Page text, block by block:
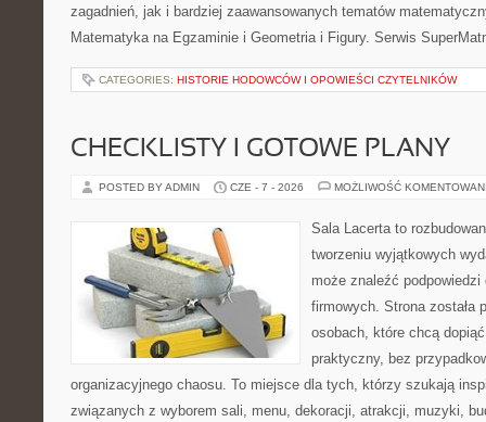
zagadnień, jak i bardziej zaawansowanych tematów
Matematyka na Egzaminie i Geometria i Figury. Serwis
CATEGORIES: HISTORIE HODOWCÓW I OPOWIEŚCI CZYTELNIKÓW
CHECKLISTY I GOTOWE PLANY
POSTED BY ADMIN CZE - 7 - 2026 MOŻLIWOŚĆ
Sala Lacerta to
tworzeniu wyjątkowych
może znaleźć
firmowych. Strona została
osobach, które chcą
praktyczny, bez
organizacyjnego chaosu. To miejsce dla tych, którzy szukają
związanych z wyborem sali, menu, dekoracji, atrakcji, muzyki,